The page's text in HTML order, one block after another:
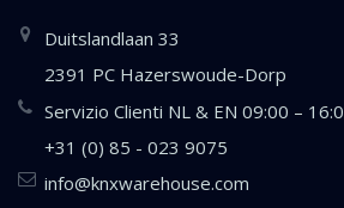
Duitslandlaan 33
2391 PC Hazerswoude-Dorp
Servizio Clienti NL & EN 09:00 –
+31 (0) 85 - 023 9075
info@knxwarehouse.com